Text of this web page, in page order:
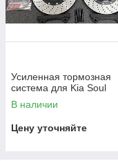
Усиленная тормозная
система для Kia Soul
В наличии
Цену уточняйте